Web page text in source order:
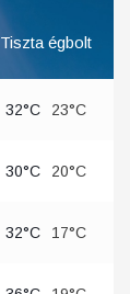
Tiszta égbolt
32°C 23°C
30°C 20°C
32°C 17°C